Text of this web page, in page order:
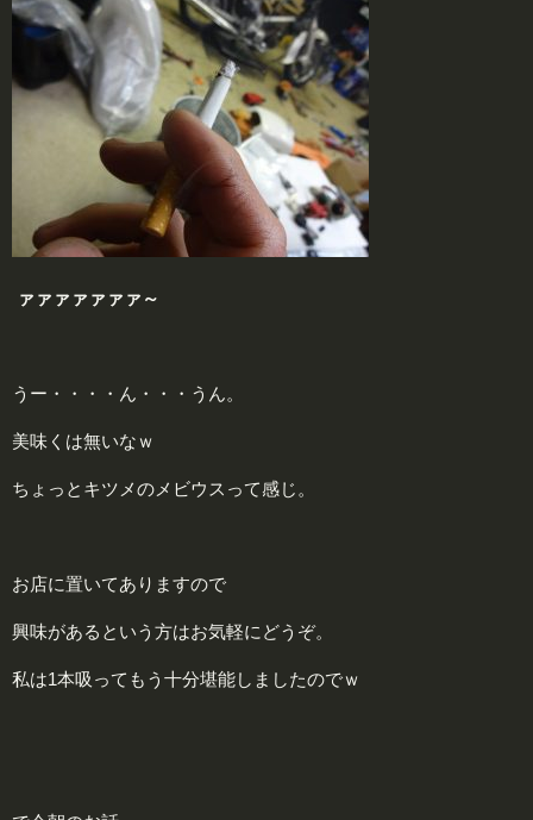
ァァァァァァァ～
うー・・・・ん・・・うん。
美味くは無いなｗ
ちょっとキツメのメビウスって感じ。
お店に置いてありますので
興味があるという方はお気軽にどうぞ。
私は1本吸ってもう十分堪能しましたのでｗ